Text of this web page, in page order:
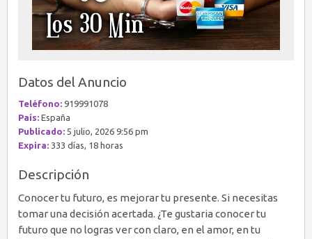
Datos del Anuncio
Teléfono: 919991078
País: España
Publicado: 5 julio, 2026 9:56 pm
Expira: 333 días, 18 horas
Descripción
Conocer tu futuro, es mejorar tu presente. Si necesitas
tomar una decisión acertada. ¿Te gustaria conocer tu
futuro que no logras ver con claro, en el amor, en tu